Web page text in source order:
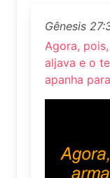
Gênesis
Agora,
aljava e o
apanha